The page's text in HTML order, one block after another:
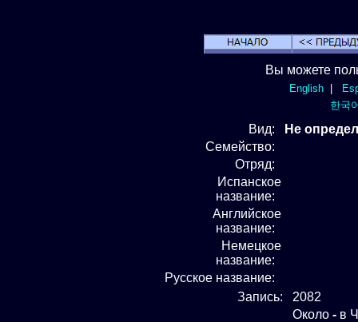
Вы можете
English|
한국
Вид:
Не
Семейство:
Отряд:
Испанское
название:
Английское
название:
Немецкое
название:
Русское название:
Запись:
2082
Около - в